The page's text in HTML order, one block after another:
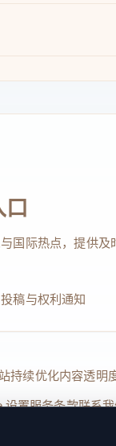
国际热点，提供
稿与权利通知
持续优化内容透
设置服务条款联系